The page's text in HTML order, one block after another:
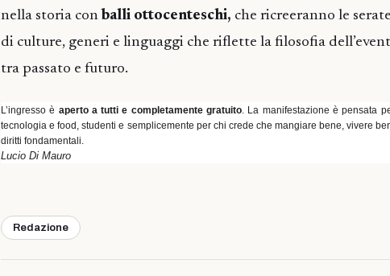
nella storia con balli ottocenteschi, che ricreeranno le
di culture, generi e linguaggi che riflette la filosofia
tra passato e futuro.
L’ingresso è aperto a tutti e completamente gratuito. La manifestazione è pensata
tecnologia e food, studenti e semplicemente per chi crede che mangiare bene, vivere
diritti fondamentali.
Lucio Di Mauro
Redazione